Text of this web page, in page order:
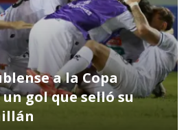
a la Copa
gol que selló su